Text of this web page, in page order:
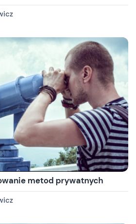
metod prywatnych